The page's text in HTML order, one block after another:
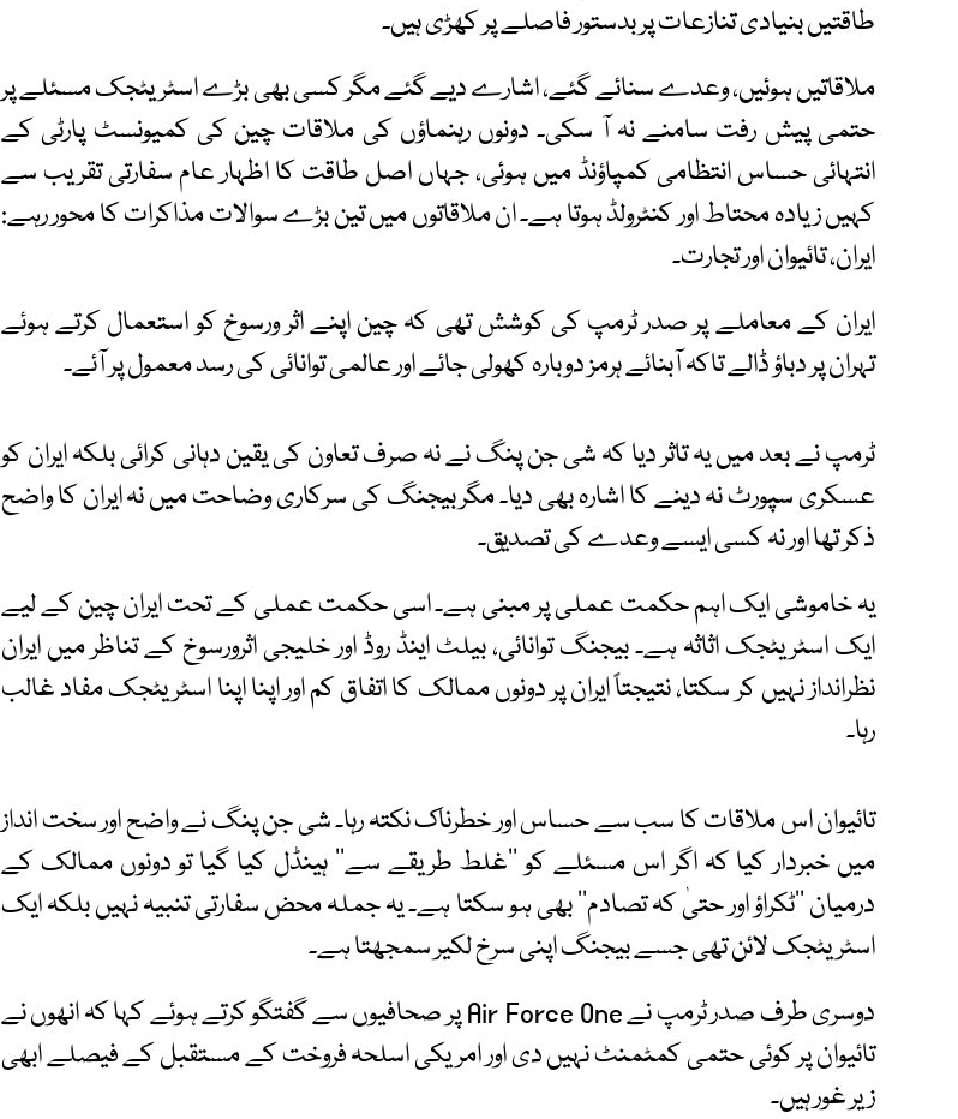
طاقتیں بنیادی تنازعات پر بدستور فاصلے پر کھڑی ہیں۔
ملاقاتیں ہوئیں، وعدے سنائے گئے، اشارے دیے گئے مگر کسی بھی بڑے اسٹریٹجک مسئلے پر
حتمی پیش رفت سامنے نہ آ سکی۔ دونوں رہنماؤں کی ملاقات چین کی کمیونسٹ پارٹی کے
انتہائی حساس انتظامی کمپاؤنڈ میں ہوئی، جہاں اصل طاقت کا اظہار عام سفارتی تقریب سے
کہیں زیادہ محتاط اور کنٹرولڈ ہوتا ہے۔ ان ملاقاتوں میں تین بڑے سوالات مذاکرات کا محور رہے:
ایران، تائیوان اور تجارت۔
ایران کے معاملے پر صدر ٹرمپ کی کوشش تھی کہ چین اپنے اثر ورسوخ کو استعمال کرتے ہوئے
تہران پر دباؤ ڈالے تاکہ آبنائے ہرمز دوبارہ کھولی جائے اور عالمی توانائی کی رسد معمول پر آئے۔
ٹرمپ نے بعد میں یہ تاثر دیا کہ شی جن پنگ نے نہ صرف تعاون کی یقین دہانی کرائی بلکہ ایران کو
عسکری سپورٹ نہ دینے کا اشارہ بھی دیا۔ مگر بیجنگ کی سرکاری وضاحت میں نہ ایران کا واضح
ذکر تھا اور نہ کسی ایسے وعدے کی تصدیق۔
یہ خاموشی ایک اہم حکمت عملی پر مبنی ہے۔ اسی حکمت عملی کے تحت ایران چین کے لیے
ایک اسٹریٹجک اثاثہ ہے۔ بیجنگ توانائی، بیلٹ اینڈ روڈ اور خلیجی اثرورسوخ کے تناظر میں ایران
نظرانداز نہیں کر سکتا، نتیجتاً ایران پر دونوں ممالک کا اتفاق کم اور اپنا اپنا اسٹریٹجک مفاد غالب
رہا۔
تائیوان اس ملاقات کا سب سے حساس اور خطرناک نکتہ رہا۔ شی جن پنگ نے واضح اور سخت انداز
میں خبردار کیا کہ اگر اس مسئلے کو ’’غلط طریقے سے‘‘ ہینڈل کیا گیا تو دونوں ممالک کے
درمیان ’’ٹکراؤ اور حتیٰ کہ تصادم‘‘ بھی ہو سکتا ہے۔ یہ جملہ محض سفارتی تنبیہ نہیں بلکہ ایک
اسٹریٹجک لائن تھی جسے بیجنگ اپنی سرخ لکیر سمجھتا ہے۔
دوسری طرف صدر ٹرمپ نے Air Force One پر صحافیوں سے گفتگو کرتے ہوئے کہا کہ انھوں نے
تائیوان پر کوئی حتمی کمٹمنٹ نہیں دی اور امریکی اسلحہ فروخت کے مستقبل کے فیصلے ابھی
زیر غور ہیں۔